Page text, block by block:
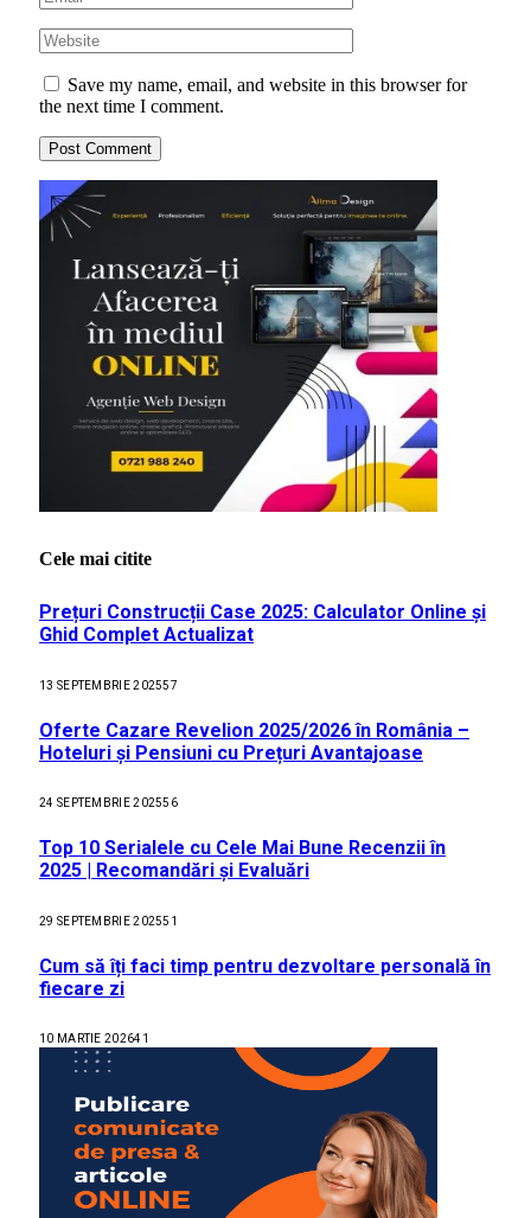
Save my name, email, and website in this browser for
the next time I comment.
Cele mai citite
Prețuri Construcții Case 2025: Calculator Online și
Ghid Complet Actualizat
13 SEPTEMBRIE 202557
Oferte Cazare Revelion 2025/2026 în România –
Hoteluri și Pensiuni cu Prețuri Avantajoase
24 SEPTEMBRIE 202556
Top 10 Serialele cu Cele Mai Bune Recenzii în
2025 | Recomandări și Evaluări
29 SEPTEMBRIE 202551
Cum să îți faci timp pentru dezvoltare personală în
fiecare zi
10 MARTIE 202641